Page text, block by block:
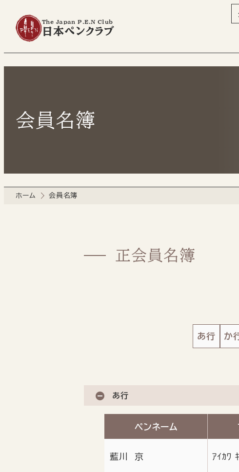
The Japan P.E.N Club
日本ペンクラブ
会員名簿
ホーム 会員名簿
正会員名簿
あ行 か
あ行
ペンネーム
藍川 京 ｱｲｶﾜ